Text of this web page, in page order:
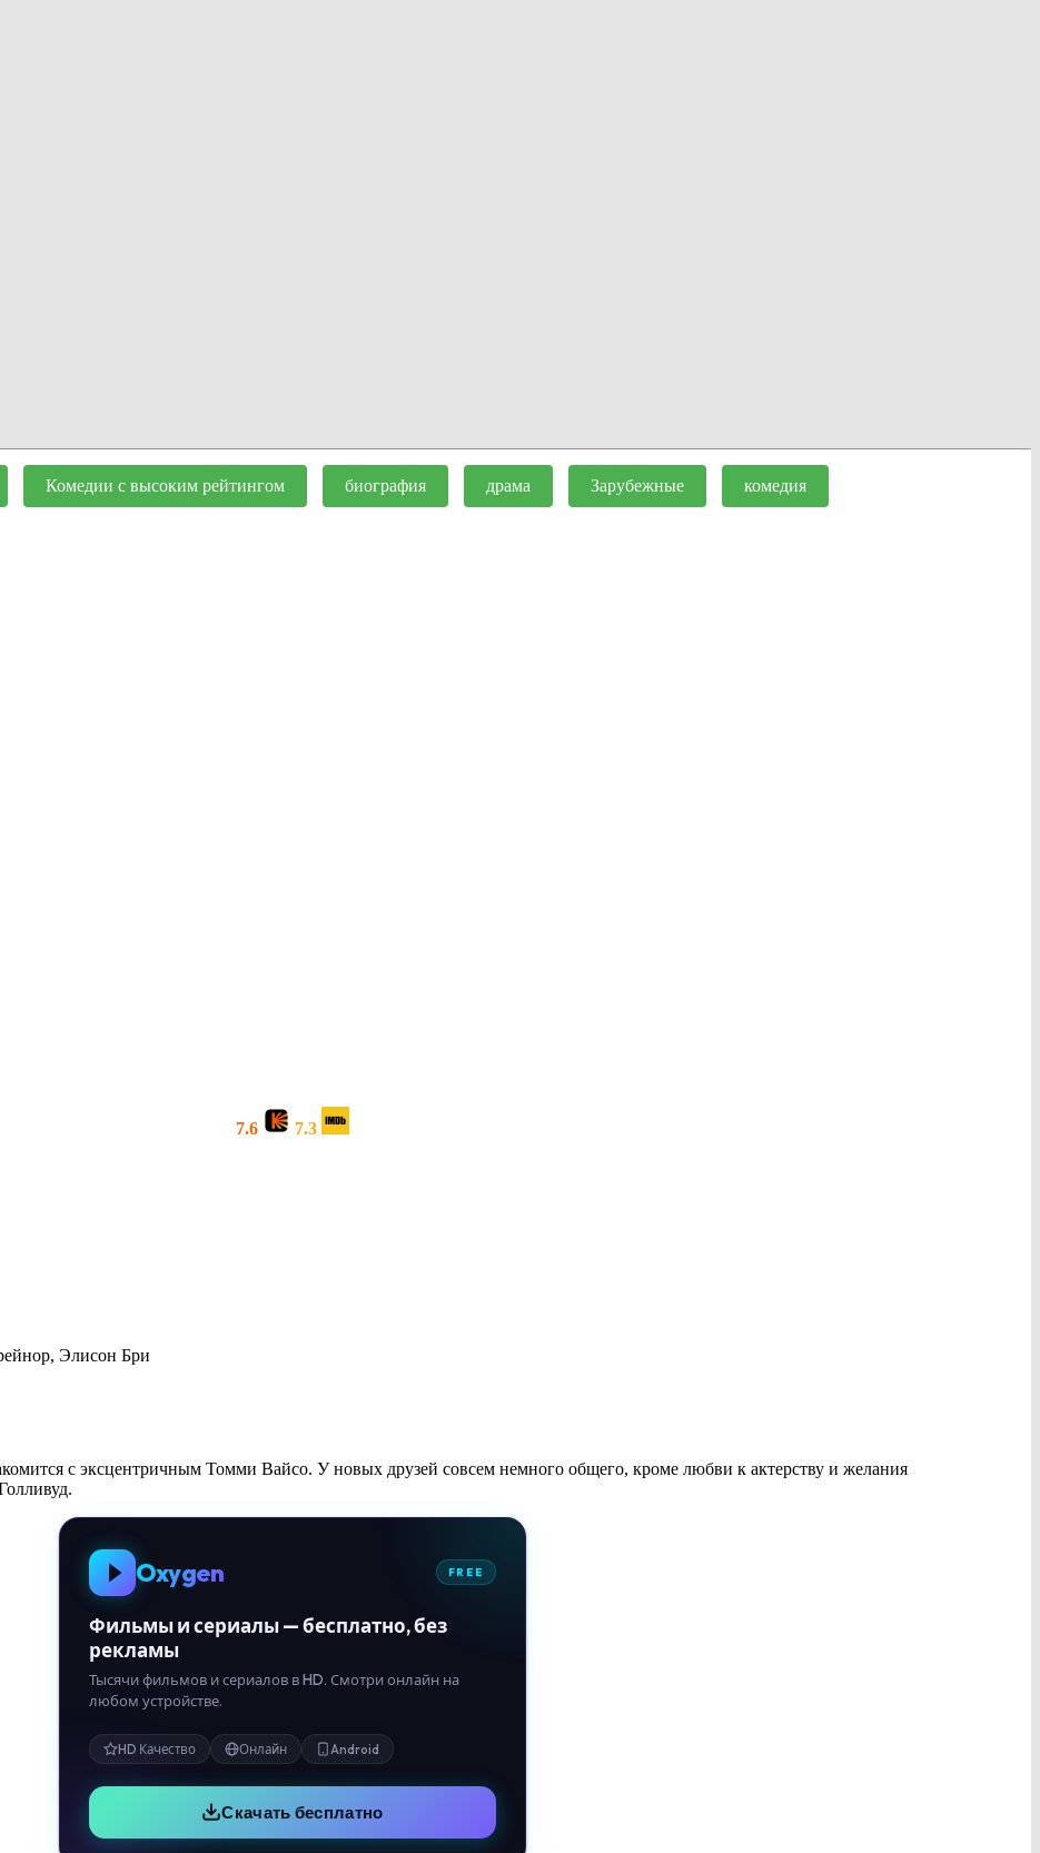
Комедии с высоким рейтингом биография драма Зарубежные комедия
7.6
7.3
Элисон Бри
с эксцентричным Томми Вайсо. У новых друзей совсем немного общего, кроме любви к актерству и желания
Oxygen FREE
Фильмы и сериалы — бесплатно, без
рекламы
Тысячи фильмов и сериалов в HD. Смотри онлайн на
любом устройстве.
HD Качество Онлайн Android
Скачать бесплатно